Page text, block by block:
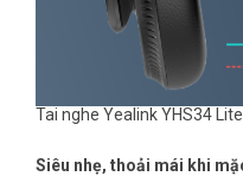
Tai nghe Yealink YHS34
Siêu nhẹ, thoải mái khi